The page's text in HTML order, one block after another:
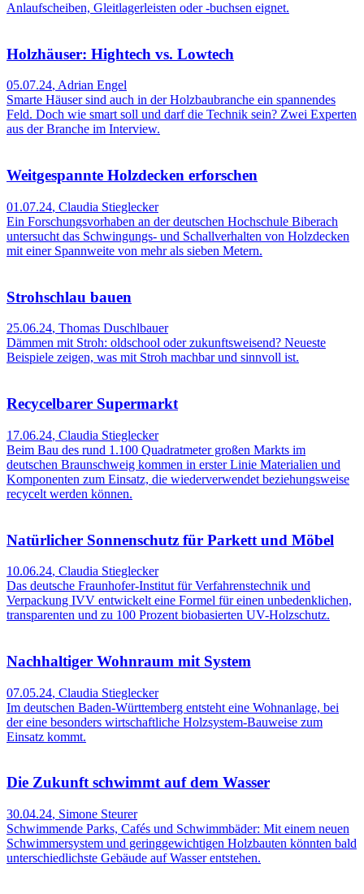
Anlaufscheiben, Gleitlagerleisten oder -buchsen eignet.
Holzhäuser: Hightech vs. Lowtech
05.07.24, Adrian Engel
Smarte Häuser sind auch in der Holzbaubranche ein spannendes
Feld. Doch wie smart soll und darf die Technik sein? Zwei Experten
aus der Branche im Interview.
Weitgespannte Holzdecken erforschen
01.07.24, Claudia Stieglecker
Ein Forschungsvorhaben an der deutschen Hochschule Biberach
untersucht das Schwingungs- und Schallverhalten von Holzdecken
mit einer Spannweite von mehr als sieben Metern.
Strohschlau bauen
25.06.24, Thomas Duschlbauer
Dämmen mit Stroh: oldschool oder zukunfts­weisend? Neueste
Beispiele zeigen, was mit Stroh machbar und sinnvoll ist.
Recycelbarer Supermarkt
17.06.24, Claudia Stieglecker
Beim Bau des rund 1.100 Quadratmeter großen Markts im
deutschen Braunschweig kommen in erster Linie Materialien und
Komponenten zum Einsatz, die wiederverwendet beziehungsweise
recycelt werden können.
Natürlicher Sonnenschutz für Parkett und Möbel
10.06.24, Claudia Stieglecker
Das deutsche Fraunhofer-Institut für Verfahrenstechnik und
Verpackung IVV entwickelt eine Formel für einen unbedenklichen,
transparenten und zu 100 Prozent biobasierten UV-Holzschutz.
Nachhaltiger Wohnraum mit System
07.05.24, Claudia Stieglecker
Im deutschen Baden-Württemberg entsteht eine Wohnanlage, bei
der eine besonders wirtschaftliche Holzsystem-Bauweise zum
Einsatz kommt.
Die Zukunft schwimmt auf dem Wasser
30.04.24, Simone Steurer
Schwimmende Parks, Cafés und Schwimmbäder: Mit einem neuen
Schwimmersystem und geringgewichtigen Holzbauten könnten bald
unterschiedlichste Gebäude auf Wasser entstehen.